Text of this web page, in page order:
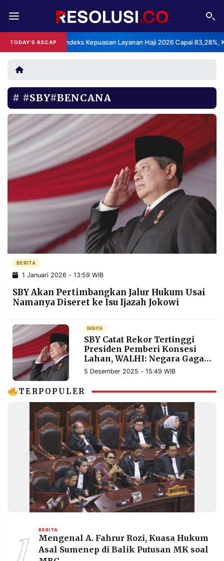
TODAY'S RECAP
BPS: Indeks Kepuasan Layanan Haji 2026 Capai 83,28%,
REDAKSI TENTANG
RESOLUSI IKLAN
RUBRIKASI
EDITORIAL AKSARA
FINANSIA PERSONA
DAERAH NASIONAL
MANCA SPORT
POLICY
BERITA
WARGA
INFORMASI
IKLAN
KIRIM
PENGADUAN TERM
OF
SERVICE
IKUTI
KAMI
RESOLUSI
MEDIA
PRAMUDITA
Resolusi.co
PT.
RESOLUSI
MEDIA
#SBY#BENCANA
BERITA
1 Januari 2026 - 13:59 WIB
SBY Akan Pertimbangkan Jalur Hukum Usai
Namanya Diseret ke Isu Ijazah Jokowi
BERITA
SBY Catat Rekor Tertinggi
Presiden Pemberi Konsesi
Lahan, WALHI: Negara Gagal
Mengurus Lingkungan
5 Desember 2025 - 15:49 WIB
TERPOPULER
1 BERITA
Mengenal A. Fahrur Rozi, Kuasa Hukum
Asal Sumenep di Balik Putusan MK soal